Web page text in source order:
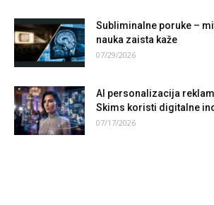
Subliminalne poruke –
nauka zaista kaže
07/29/2026
AI personalizacija
Skims koristi digitalne
07/17/2026